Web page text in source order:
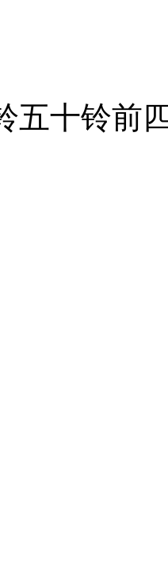
五十铃前